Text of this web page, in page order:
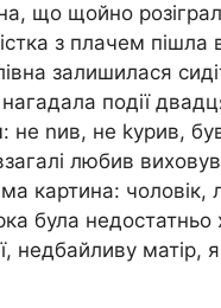
що щойно
з плачем
залишилася
події
не nив, не kурив,
любив
картина:
була
недбайливу матір,